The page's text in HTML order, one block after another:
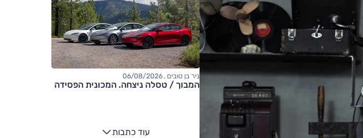
ניר בן טובים , 06/08/2026
המבוך / טסלה ניצחה. המכונית הפסידה
עוד כתבות